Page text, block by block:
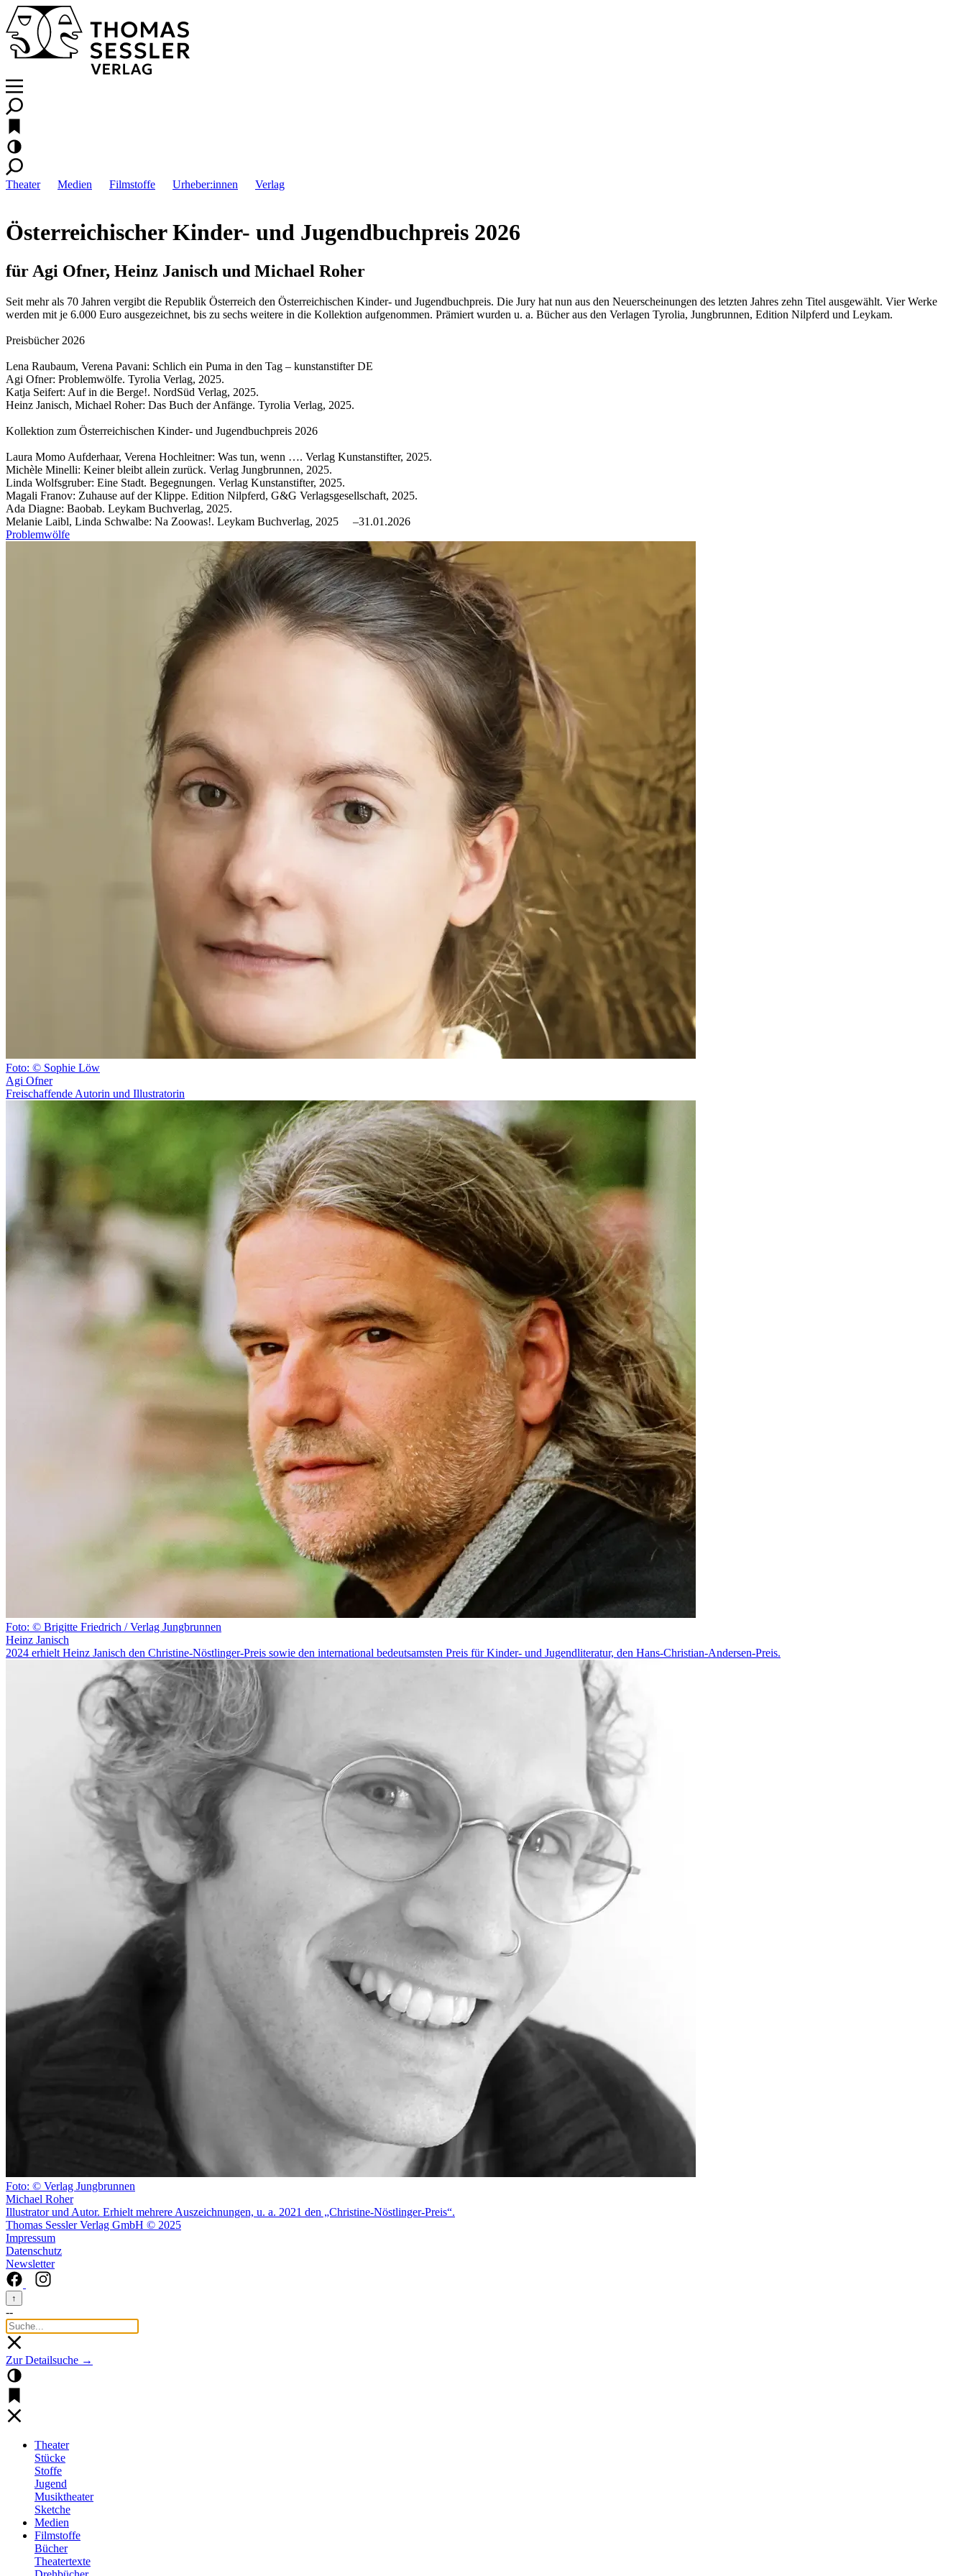
Theater Medien Filmstoffe Urheber:innen Verlag
Österreichischer Kinder- und Jugendbuchpreis 2026
für Agi Ofner, Heinz Janisch und Michael Roher
Seit mehr als 70 Jahren vergibt die Republik Österreich den Österreichischen Kinder- und Jugendbuchpreis. Die Jury hat nun aus den Neuerscheinungen des letzten Jahres zehn Titel ausgewählt. Vier Werke
werden mit je 6.000 Euro ausgezeichnet, bis zu sechs weitere in die Kollektion aufgenommen. Prämiert wurden u. a. Bücher aus den Verlagen Tyrolia, Jungbrunnen, Edition Nilpferd und Leykam.
Preisbücher 2026
Lena Raubaum, Verena Pavani: Schlich ein Puma in den Tag – kunstanstifter DE
Agi Ofner: Problemwölfe. Tyrolia Verlag, 2025.
Katja Seifert: Auf in die Berge!. NordSüd Verlag, 2025.
Heinz Janisch, Michael Roher: Das Buch der Anfänge. Tyrolia Verlag, 2025.
Kollektion zum Österreichischen Kinder- und Jugendbuchpreis 2026
Laura Momo Aufderhaar, Verena Hochleitner: Was tun, wenn …. Verlag Kunstanstifter, 2025.
Michèle Minelli: Keiner bleibt allein zurück. Verlag Jungbrunnen, 2025.
Linda Wolfsgruber: Eine Stadt. Begegnungen. Verlag Kunstanstifter, 2025.
Magali Franov: Zuhause auf der Klippe. Edition Nilpferd, G&G Verlagsgesellschaft, 2025.
Ada Diagne: Baobab. Leykam Buchverlag, 2025.
Melanie Laibl, Linda Schwalbe: Na Zoowas!. Leykam Buchverlag, 2025 –31.01.2026
Problemwölfe
Foto: © Sophie Löw
Agi Ofner
Freischaffende Autorin und Illustratorin
Foto: © Brigitte Friedrich / Verlag Jungbrunnen
Heinz Janisch
2024 erhielt Heinz Janisch den Christine-Nöstlinger-Preis sowie den international bedeutsamsten Preis für Kinder- und Jugendliteratur, den Hans-Christian-Andersen-Preis.
Foto: © Verlag Jungbrunnen
Michael Roher
Illustrator und Autor. Erhielt mehrere Auszeichnungen, u. a. 2021 den „Christine-Nöstlinger-Preis“.
Thomas Sessler Verlag GmbH © 2025
Impressum
Datenschutz
Newsletter
↑
--
Zur Detailsuche →
Theater
Stücke
Stoffe
Jugend
Musiktheater
Sketche
Medien
Filmstoffe
Bücher
Theatertexte